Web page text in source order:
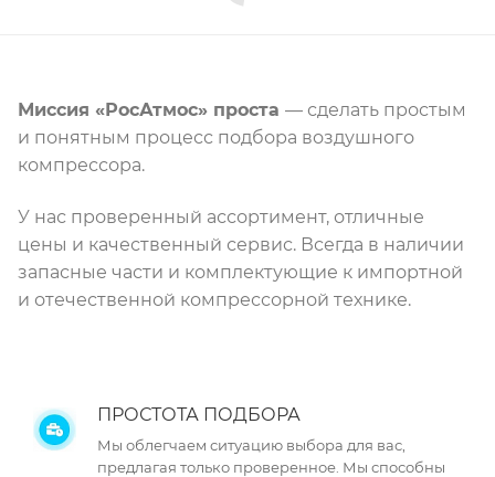
Миссия «РосАтмос» проста — сделать простым
и понятным процесс подбора воздушного
компрессора.
У нас проверенный ассортимент, отличные
цены и качественный сервис. Всегда в наличии
запасные части и комплектующие к импортной
и отечественной компрессорной технике.
ПРОСТОТА ПОДБОРА
Мы облегчаем ситуацию выбора для вас,
предлагая только проверенное. Мы способны